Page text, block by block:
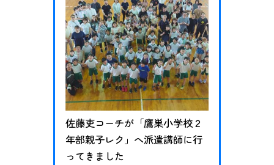
佐藤吏コーチが「鷹巣小学校２
年部親子レク」へ派遣講師に行
ってきました